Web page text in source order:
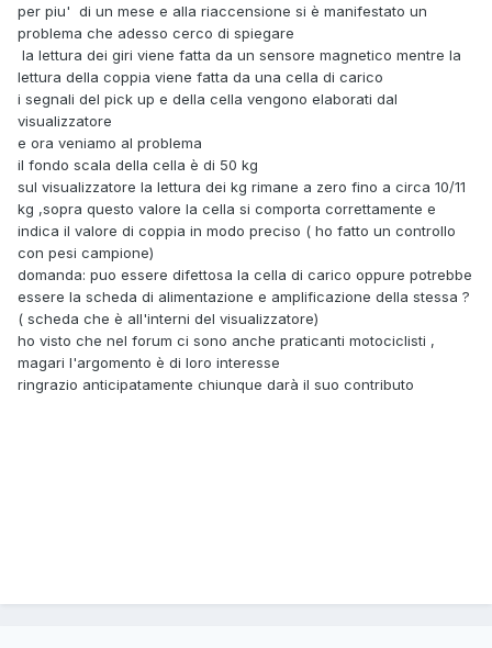
per piu' di un mese e alla riaccensione si è manifestato un
problema che adesso cerco di spiegare
la lettura dei giri viene fatta da un sensore magnetico mentre la
lettura della coppia viene fatta da una cella di carico
i segnali del pick up e della cella vengono elaborati dal
visualizzatore
e ora veniamo al problema
il fondo scala della cella è di 50 kg
sul visualizzatore la lettura dei kg rimane a zero fino a circa 10/11
kg ,sopra questo valore la cella si comporta correttamente e
indica il valore di coppia in modo preciso ( ho fatto un controllo
con pesi campione)
domanda: puo essere difettosa la cella di carico oppure potrebbe
essere la scheda di alimentazione e amplificazione della stessa ?
( scheda che è all'interni del visualizzatore)
ho visto che nel forum ci sono anche praticanti motociclisti ,
magari l'argomento è di loro interesse
ringrazio anticipatamente chiunque darà il suo contributo